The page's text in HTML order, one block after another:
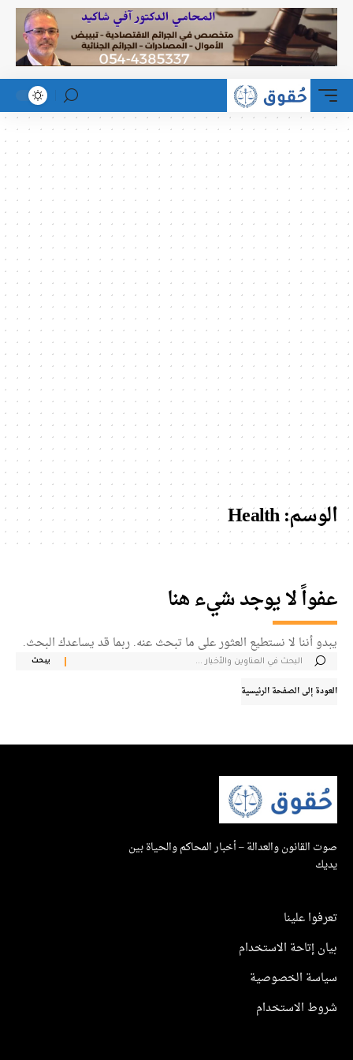
الوسم:Health
عفواً لا يوجد شيء هنا
يبدو أننا لا نستطيع العثور على ما تبحث عنه. ربما قد يساعدك البحث.
بحث
عن:
العودة إلى الصفحة الرئيسية
صوت القانون والعدالة – أخبار المحاكم والحياة بين
يديك
تعرفوا علينا
بيان إتاحة الاستخدام
سياسة الخصوصية
شروط الاستخدام